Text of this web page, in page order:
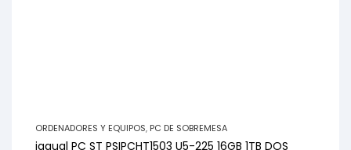
ORDENADORES Y EQUIPOS, PC DE SOBREMESA
iggual PC ST PSIPCHT1503 U5-225 16GB 1TB DOS